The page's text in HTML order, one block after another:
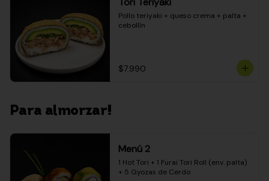
Pollo teriyaki + queso crema + palta +
cebollín
$7.990
Para almorzar!
Menú 2
1 Hot Tori + 1 Furai Tori Roll (env. palta)
+ 5 Gyozas de Cerdo